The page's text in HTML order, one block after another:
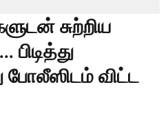
சுற்றிய
பிடித்து
போலீஸிடம் விட்ட